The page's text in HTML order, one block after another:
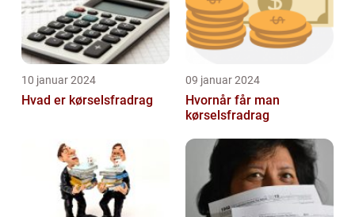
10 januar 2024
Hvad er kørselsfradrag
09 januar 2024
Hvornår får man
kørselsfradrag